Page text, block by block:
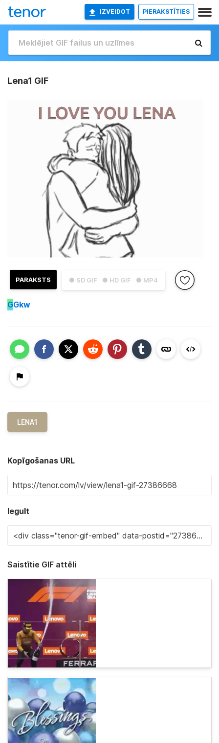
IZVEIDOT PIERAKSTĪTIES
Lena1 GIF
● SD GIF ● HD GIF ● MP4
PARAKSTS
GGkw
LENA1
Kopīgošanas URL
Iegult
Saistītie GIF attēli